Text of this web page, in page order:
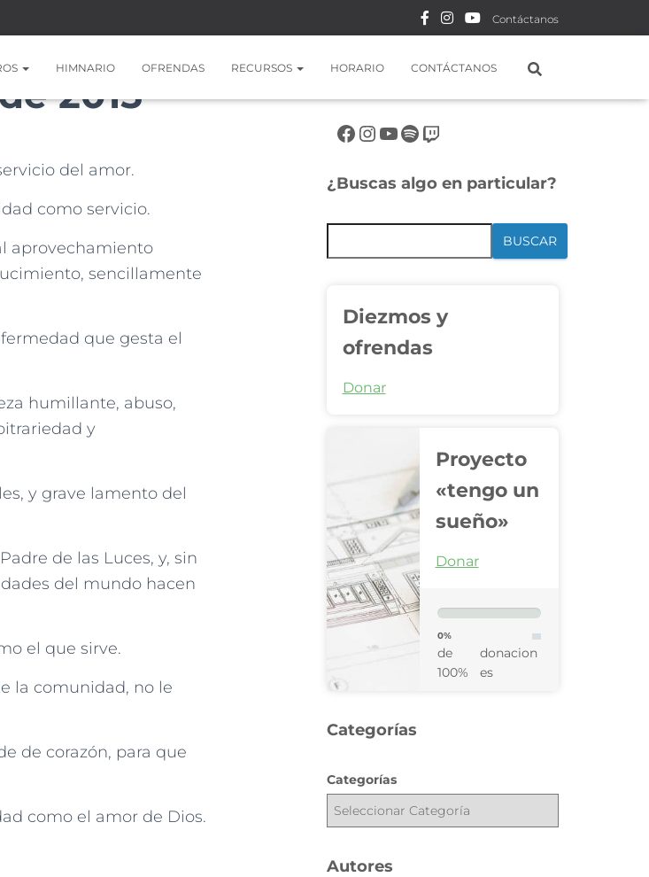
Contáctanos
HIMNARIO OFRENDAS RECURSOS HORARIO CONTÁCTANOS
2015
del amor.
como servicio.
aprovechamiento
sencillamente
que gesta el
humillante, abuso,
y
y grave lamento del
de las Luces, y, sin
del mundo hacen
el que sirve.
la comunidad, no le
de corazón, para que
como el amor de Dios.
¿Buscas algo en particular?
BUSCAR
Diezmos y
ofrendas
Donar
Proyecto
«tengo un
sueño»
Donar
0%
de
100%
donacion
es
Categorías
Categorías
Autores